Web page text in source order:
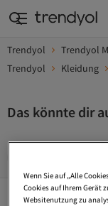
Trendyol Trendyol
Trendyol
Kleidung
Das könnte dir
Beliebte Seiten
Wenn Sie auf „Alle
Cookies auf Ihrem Gerät
Websitenutzung zu